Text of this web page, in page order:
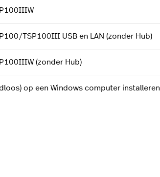
TSP100III USB en LAN (zonder Hub)
(zonder Hub)
op een Windows computer installeren